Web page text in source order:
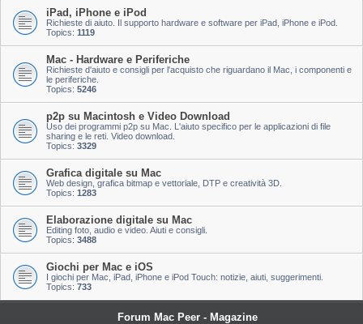
iPad, iPhone e iPod
Richieste di aiuto. Il supporto hardware e software per iPad, iPhone e iPod.
Topics: 1119
Mac - Hardware e Periferiche
Richieste d'aiuto e consigli per l'acquisto che riguardano il Mac, i componenti e
le periferiche.
Topics: 5246
p2p su Macintosh e Video Download
Uso dei programmi p2p su Mac. L'aiuto specifico per le applicazioni di file
sharing e le reti. Video download.
Topics: 3329
Grafica digitale su Mac
Web design, grafica bitmap e vettoriale, DTP e creatività 3D.
Topics: 1283
Elaborazione digitale su Mac
Editing foto, audio e video. Aiuti e consigli.
Topics: 3488
Giochi per Mac e iOS
I giochi per Mac, iPad, iPhone e iPod Touch: notizie, aiuti, suggerimenti.
Topics: 733
Forum Mac Peer - Magazine